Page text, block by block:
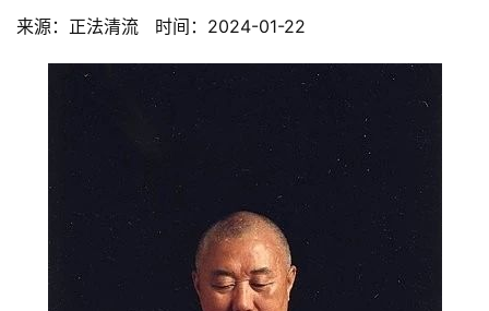
来源：正法清流   时间：2024-01-22